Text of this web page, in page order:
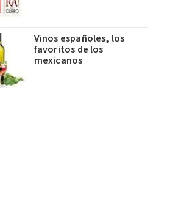
Vinos españoles, los
favoritos de los
mexicanos